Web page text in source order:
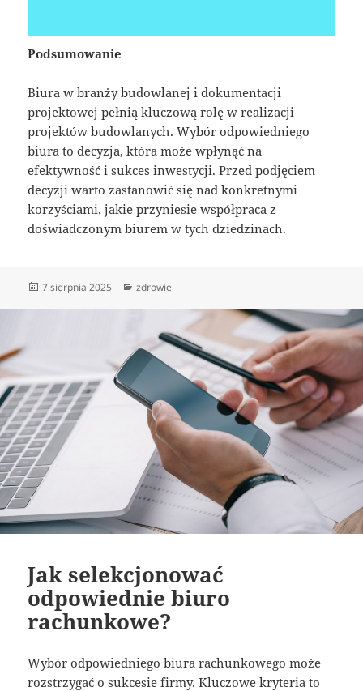
Podsumowanie
Biura w branży budowlanej i dokumentacji
projektowej pełnią kluczową rolę w realizacji
projektów budowlanych. Wybór odpowiedniego
biura to decyzja, która może wpłynąć na
efektywność i sukces inwestycji. Przed podjęciem
decyzji warto zastanowić się nad konkretnymi
korzyściami, jakie przyniesie współpraca z
doświadczonym biurem w tych dziedzinach.
Data
7 sierpnia 2025 Kategorie
zdrowie
Jak selekcjonować
odpowiednie biuro
rachunkowe?
Wybór odpowiedniego biura rachunkowego może
rozstrzygać o sukcesie firmy. Kluczowe kryteria to